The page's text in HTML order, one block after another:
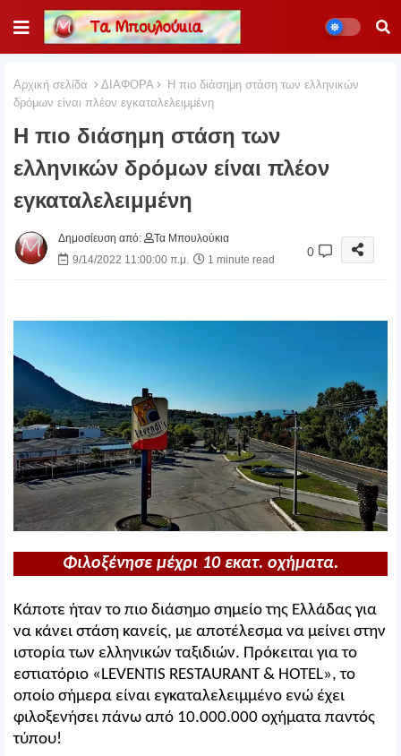
Αρχική σελίδα ΔΙΑΦΟΡΑ
Η πιο διάσημη στάση των ελληνικών
δρόμων είναι πλέον εγκαταλελειμμένη
Η πιο διάσημη στάση των
ελληνικών δρόμων είναι πλέον
εγκαταλελειμμένη
Δημοσίευση από:
Τα Μπουλούκια
9/14/2022 11:00:00 π.μ.
1 minute read
0
Φιλοξένησε μέχρι 10 εκατ. οχήματα.
Κάποτε ήταν το πιο διάσημο σημείο της Ελλάδας για
να κάνει στάση κανείς, με αποτέλεσμα να μείνει στην
ιστορία των ελληνικών ταξιδιών. Πρόκειται για το
εστιατόριο «LEVENTIS RESTAURANT & HOTEL», το
οποίο σήμερα είναι εγκαταλελειμμένο ενώ έχει
φιλοξενήσει πάνω από 10.000.000 οχήματα παντός
τύπου!